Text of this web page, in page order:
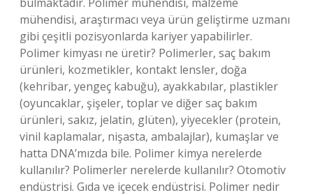
mühendisi, araştırmacı veya ürün geliştirme uzmanı
gibi çeşitli pozisyonlarda kariyer yapabilirler.
Polimer kimyası ne üretir? Polimerler, saç bakım
ürünleri, kozmetikler, kontakt lensler, doğa
(kehribar, yengeç kabuğu), ayakkabılar, plastikler
(oyuncaklar, şişeler, toplar ve diğer saç bakım
ürünleri, sakız, jelatin, glüten), yiyecekler (protein,
vinil kaplamalar, nişasta, ambalajlar), kumaşlar ve
hatta DNA’mızda bile. Polimer kimya nerelerde
kullanılır? Polimerler nerelerde kullanılır? Otomotiv
endüstrisi. Gıda ve içecek endüstrisi. Polimer nedir